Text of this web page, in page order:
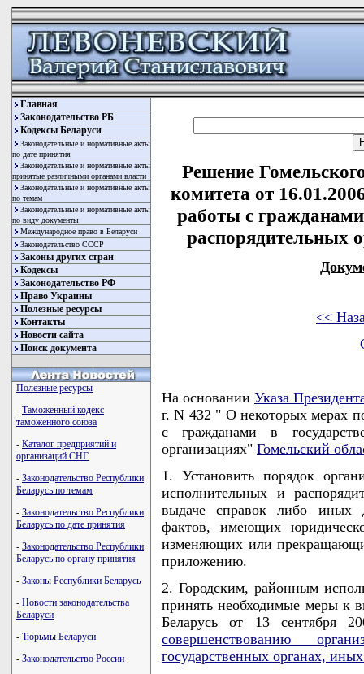
Главная
Законодательство РБ
Кодексы Беларуси
Законодательные и нормативные акты
по дате принятия
Законодательные и нормативные акты
принятые различными органами власти
Законодательные и нормативные акты
по темам
Законодательные и нормативные акты
по виду документы
Международное право в Беларуси
Законодательство СССР
Законы других стран
Кодексы
Законодательство РФ
Право Украины
Полезные ресурсы
Контакты
Новости сайта
Поиск документа
Полезные ресурсы
- Таможенный кодекс
таможенного союза
- Каталог предприятий и
организаций СНГ
- Законодательство Республики
Беларусь по темам
- Законодательство Республики
Беларусь по дате принятия
- Законодательство Республики
Беларусь по органу принятия
- Законы Республики Беларусь
- Новости законодательства
Беларуси
- Тюрьмы Беларуси
- Законодательство России
Решение
комитета от
работы с
распорядительных
<<
На основании Указа
г. N 432 " О некоторых мерах
с гражданами в
организациях" Гомельский
1. Установить порядок
исполнительных и
выдаче справок либо иных
фактов, имеющих
изменяющих или
приложению.
2. Городским, районным
принять необходимые меры к
Беларусь от 13 сентября
совершенствованию
государственных органах,